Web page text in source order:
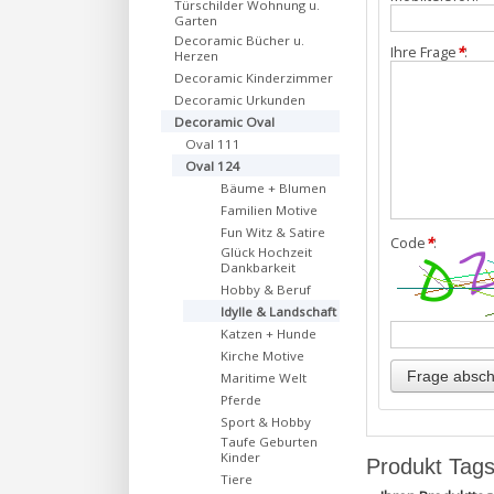
Ihre Frage*:
Code*:
Produkt Tags
Türschilder Wohnung u.
Garten
Decoramic Bücher u.
Herzen
Decoramic Kinderzimmer
Decoramic Urkunden
Decoramic Oval
Oval 111
Oval 124
Bäume + Blumen
Familien Motive
Fun Witz & Satire
Glück Hochzeit
Dankbarkeit
Hobby & Beruf
Idylle & Landschaft
Katzen + Hunde
Kirche Motive
Maritime Welt
Pferde
Sport & Hobby
Taufe Geburten
Kinder
Tiere